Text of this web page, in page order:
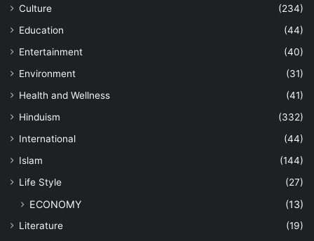
Culture
(234)
Education
(44)
Entertainment
(40)
Environment
(31)
Health and Wellness
(41)
Hinduism
(332)
International
(44)
Islam
(144)
Life Style
(27)
ECONOMY (13)
Literature
(19)